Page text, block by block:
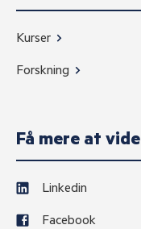
Kurser
Forskning
Få mere at vide
Linkedin
Facebook